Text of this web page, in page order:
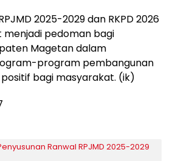
2025-2029 dan RKPD 2026
pedoman bagi
Magetan dalam
program pembangunan
bagi masyarakat. (ik)
Ranwal RPJMD 2025-2029